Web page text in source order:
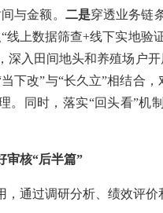
与金额。 二是穿透业务链
线上数据筛查+线下实地
深入田间地头和养殖场户
下改”与“长久立”相结合
。同时，落实“回头看”机
审核“后半篇”
过调研分析、绩效评价